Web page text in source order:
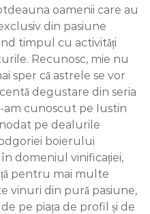
oamenii care au
din pasiune
timpul cu activități
Recunosc, mie nu
sper că astrele se vor
degustare din seria
am cunoscut pe Iustin
pe dealurile
boierului
domeniul vinificației,
pentru mai multe
vinuri din pură pasiune,
pe piața de profil și de